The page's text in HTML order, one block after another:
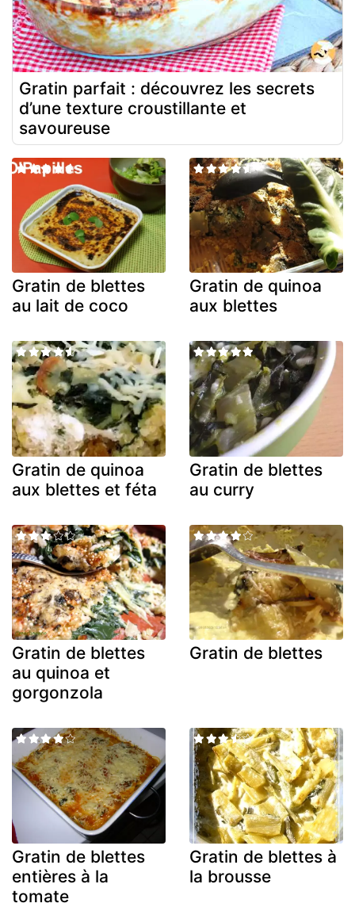
Gratin parfait : découvrez les secrets
d’une texture croustillante et
savoureuse
Gratin de blettes
au lait de coco
Gratin de quinoa
aux blettes
Gratin de quinoa
aux blettes et féta
Gratin de blettes
au curry
Gratin de blettes
au quinoa et
gorgonzola
Gratin de blettes
Gratin de blettes
entières à la
tomate
Gratin de blettes à
la brousse